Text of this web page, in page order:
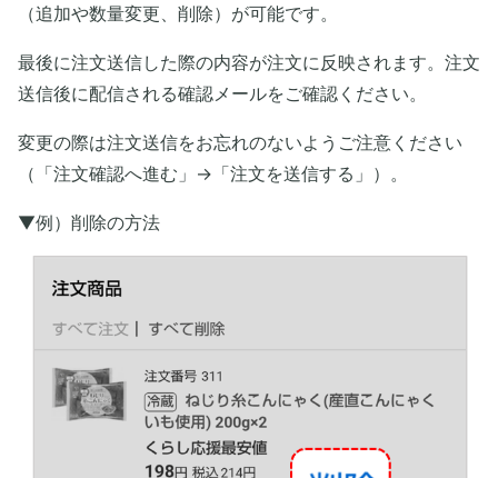
（追加や数量変更、削除）が可能です。
最後に注文送信した際の内容が注文に反映されます。注文
送信後に配信される確認メールをご確認ください。
変更の際は注文送信をお忘れのないようご注意ください
（「注文確認へ進む」→「注文を送信する」）。
▼例）削除の方法